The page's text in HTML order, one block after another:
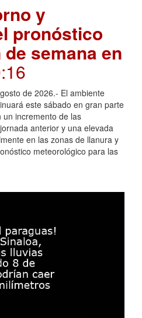
y
pronóstico
semana en
de 2026.- El ambiente
este sábado en gran parte
un incremento de las
anterior y una elevada
en las zonas de llanura y
meteorológico para las